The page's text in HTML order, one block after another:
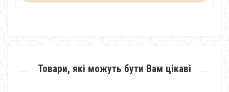
Товари, які можуть бути Вам цікаві